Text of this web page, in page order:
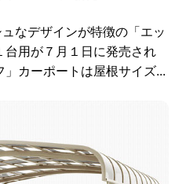
なデザインが特徴の「エッ
台用が７月１日に発売され
」カーポートは屋根サイズ...